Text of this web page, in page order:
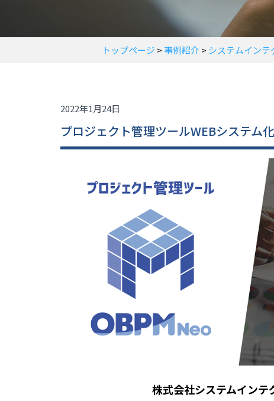
トップページ >事例紹介 > システムインテ
2022年1月24日
プロジェクト管理ツールWEBシステム
株式会社システムインテ